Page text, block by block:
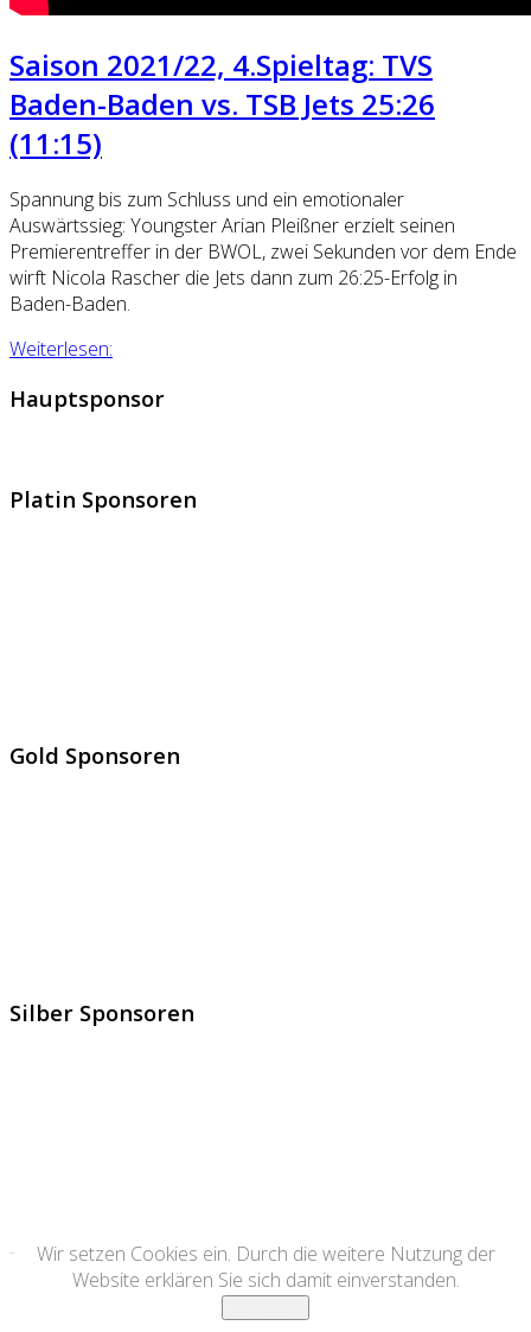
Saison 2021/22, 4.Spieltag: TVS
Baden-Baden vs. TSB Jets 25:26
(11:15)
Spannung bis zum Schluss und ein emotionaler
Auswärtssieg: Youngster Arian Pleißner erzielt seinen
Premierentreffer in der BWOL, zwei Sekunden vor dem Ende
wirft Nicola Rascher die Jets dann zum 26:25-Erfolg in
Baden-Baden.
Weiterlesen:
Hauptsponsor
Platin Sponsoren
Gold Sponsoren
Silber Sponsoren
Wir setzen Cookies ein. Durch die weitere Nutzung der
Website erklären Sie sich damit einverstanden.